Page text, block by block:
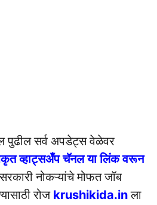
पुढील सर्व अपडेट्स वेळेवर
व्हाट्सअँप चॅनल या लिंक वरून
नोकऱ्यांचे मोफत जॉब
रोज krushikida.inला